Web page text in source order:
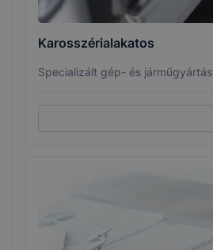
Karosszérialakatos
Specializált gép- és járműgyártás